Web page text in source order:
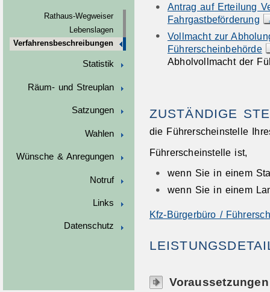
Rathaus-Wegweiser
Lebenslagen
Verfahrensbeschreibungen
Statistik
Räum- und Streuplan
Satzungen
Wahlen
Wünsche & Anregungen
Notruf
Links
Datenschutz
Antrag auf Erteilung
Fahrgastbeförderung
Vollmacht zur
Führerscheinbehörde
Abholvollmacht der
ZUSTÄNDIGE
die Führerscheinstelle
Führerscheinstelle ist,
wenn Sie in einem
wenn Sie in einem
Kfz-Bürgerbüro /
Voraussetzungen